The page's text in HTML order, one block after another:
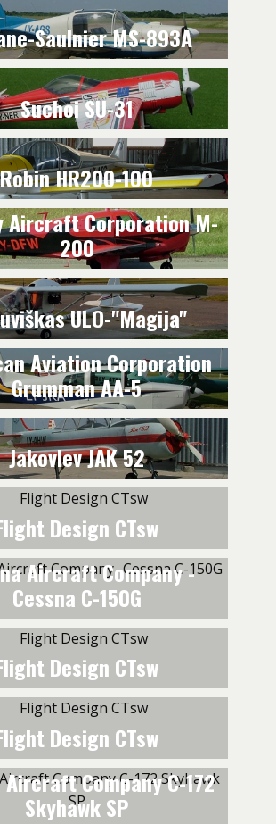
Saulnier MS-893A
Suchoi SU-31
Robin HR200-100
Aircraft Corporation M-
200
ULO-"Magija"
Aviation Corporation
Grumman AA-5
Jakovlev JAK 52
Design CTsw
Aircraft Company -
Cessna C-150G
Design CTsw
Design CTsw
Aircraft Company C-172
Skyhawk SP